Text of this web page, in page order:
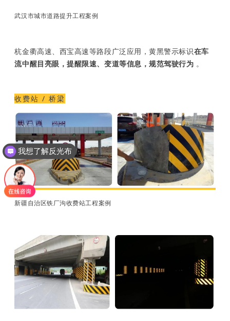
武汉市城市道路提升工程案例
杭金衢高速、西宝高速等路段广泛应用，黄黑警示标识在车
流中醒目亮眼，提醒限速、变道等信息，规范驾驶行为 。
收费站 / 桥梁
新疆自治区铁厂沟收费站工程案例
我想了解反光布